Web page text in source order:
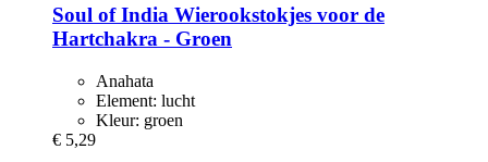
Soul of India Wierookstokjes voor de
Hartchakra -​ Groen
Anahata
Element: lucht
Kleur: groen
€ 5,29